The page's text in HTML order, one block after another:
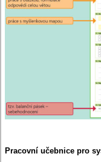
Pracovní učebnice pro